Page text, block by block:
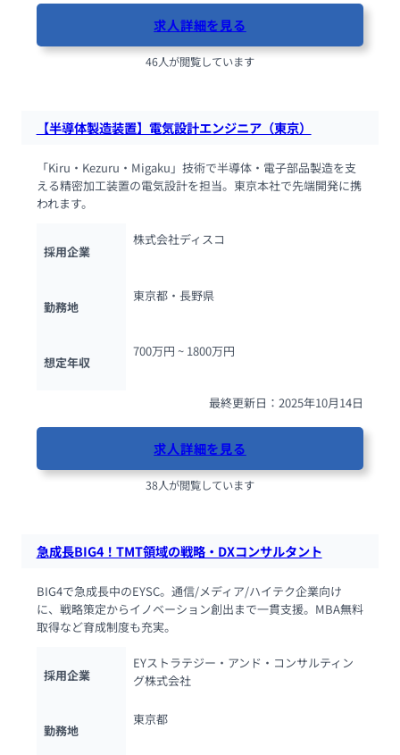
求人詳細を見る
46人が閲覧しています
【半導体製造装置】電気設計エンジニア（東京）
「Kiru・Kezuru・Migaku」技術で半導体・電子部品製造を支
える精密加工装置の電気設計を担当。東京本社で先端開発に携
われます。
採用企業
株式会社ディスコ
勤務地
東京都・長野県
想定年収
700万円 ~ 1800万円
最終更新日：2025年10月14日
求人詳細を見る
38人が閲覧しています
急成長BIG4！TMT領域の戦略・DXコンサルタント
BIG4で急成長中のEYSC。通信/メディア/ハイテク企業向け
に、戦略策定からイノベーション創出まで一貫支援。MBA無料
取得など育成制度も充実。
採用企業
EYストラテジー・アンド・コンサルティン
グ株式会社
勤務地
東京都